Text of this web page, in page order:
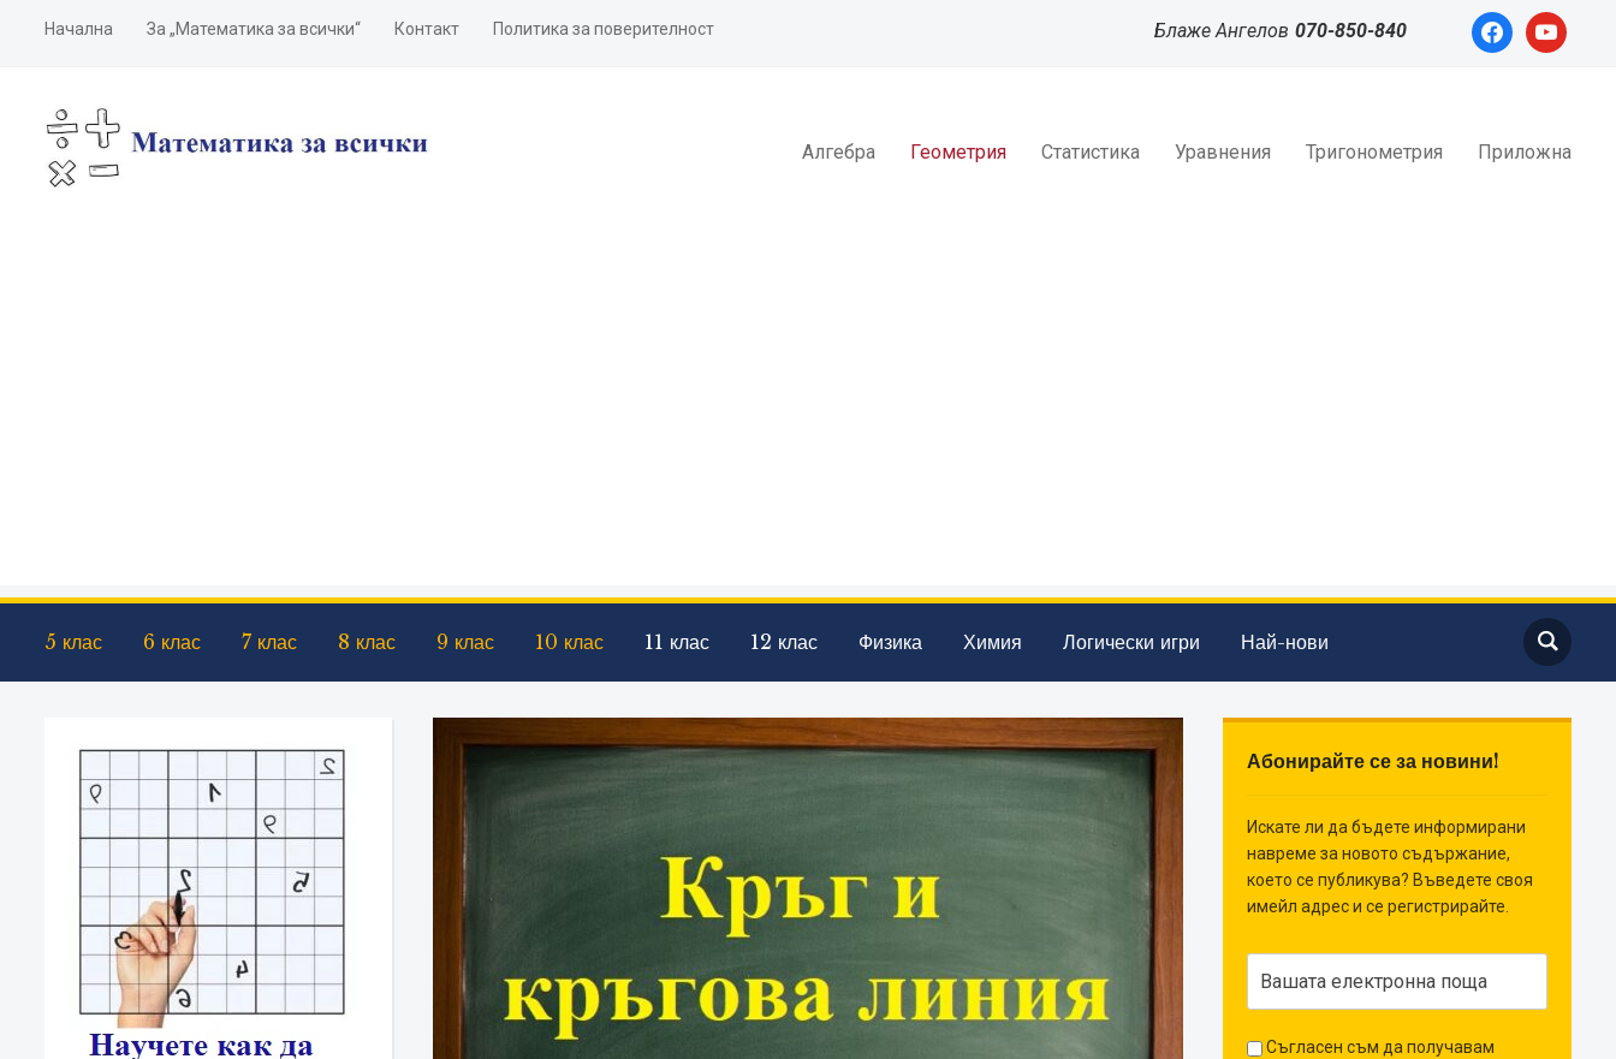
Начална За „Математика за всички“ Контакт Политика за поверителност facebookyoutube
Блаже Ангелов 070-850-840
Алгебра Геометрия Статистика Уравнения Тригонометрия Приложна
5 клас 6 клас 7 клас 8 клас 9 клас 10 клас 11 клас 12 клас Физика Химия Логически игри Най-нови
Абонирайте се за новини!
Искате ли да бъдете информирани
навреме за новото съдържание,
което се публикува? Въведете своя
имейл адрес и се регистрирайте.
Съгласен съм да получавам